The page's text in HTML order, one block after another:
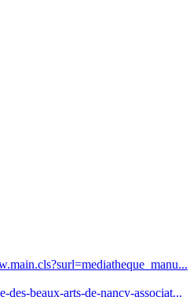
beaux-arts-de-nancy-associat...